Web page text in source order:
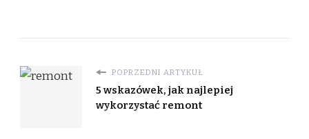
POPRZEDNI ARTYKUŁ
5 wskazówek, jak najlepiej
wykorzystać remont